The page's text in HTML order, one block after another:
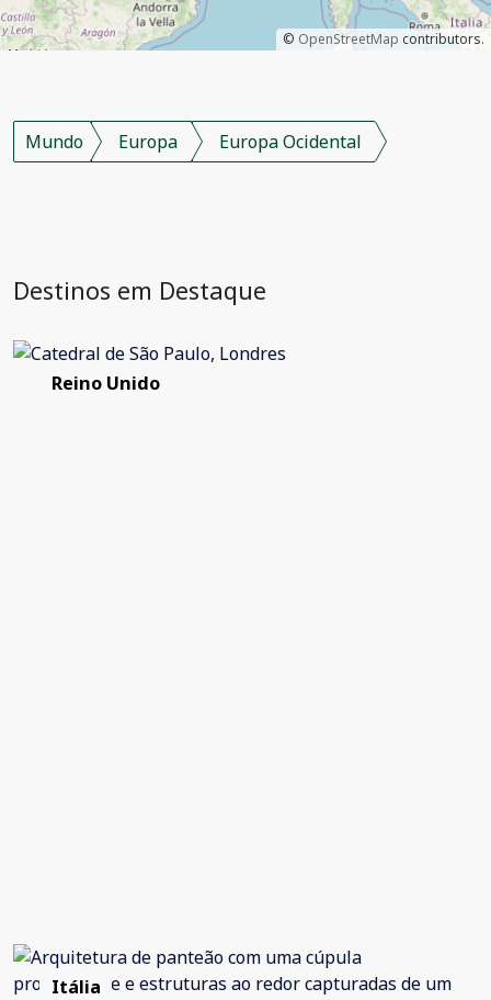
© OpenStreetMap contributors.
Mundo Europa Europa Ocidental
Destinos em Destaque
Reino Unido
Itália